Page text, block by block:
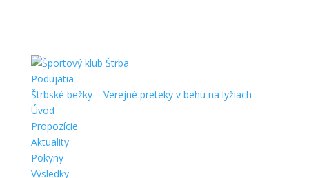
Podujatia
Štrbské bežky – Verejné preteky v behu na lyžiach
Úvod
Propozície
Aktuality
Pokyny
Výsledky